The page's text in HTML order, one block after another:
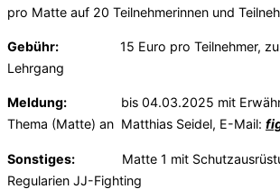
pro Matte auf 20 Teilnehmerinnen und
Gebühr: 15 Euro pro Teilnehmer, zu
Lehrgang
Meldung: bis 04.03.2025 mit
Thema (Matte) an Matthias Seidel, E-Mail:
Sonstiges: Matte 1 mit
Regularien JJ-Fighting